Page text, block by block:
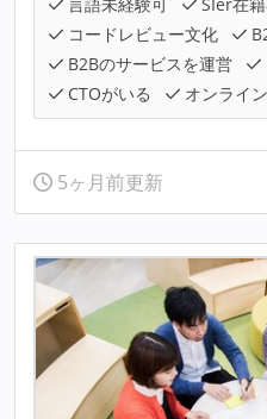
コードレビュー文化
B2Bのサービスを運営
CTOがいる
オンライ
5ヶ月前更新